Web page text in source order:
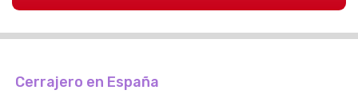
Cerrajero en España